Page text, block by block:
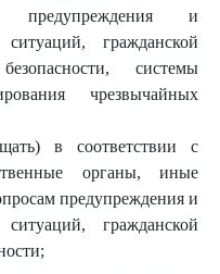
предупреждения и
гражданской
системы
чрезвычайных
в соответствии с
органы, иные
предупреждения и
гражданской